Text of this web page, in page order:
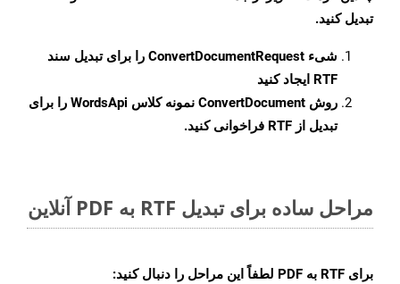
تبدیل کنید.
شیء ConvertDocumentRequest را برای تبدیل سند
RTF ایجاد کنید
روش ConvertDocument
نمونه کلاس WordsApi را برای
تبدیل از RTF فراخوانی کنید.
مراحل ساده برای تبدیل RTF به PDF آنلاین
برای RTF به PDF لطفاً این مراحل را دنبال کنید: